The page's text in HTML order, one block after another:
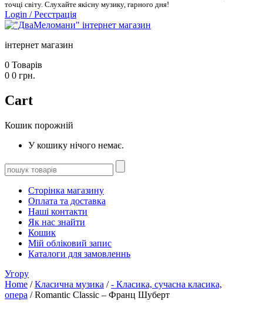
точці світу. Слухайте якісну музику, гарного дня!
Login /Реєстрація
інтернет магазин
0 Товарів
0 0 грн.
Cart
Кошик порожній
У кошику нічого немає.
Сторінка магазину
Оплата та доставка
Наші контакти
Як нас знайти
Кошик
Мій обліковий запис
Каталоги для замовленнь
Угору
Home /Класична музика /- Класика, сучасна класика,
опера / Romantic Classic – Франц Шуберт